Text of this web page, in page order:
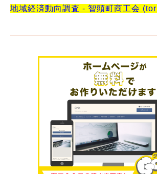
地域経済動向調査 - 智頭町商工会